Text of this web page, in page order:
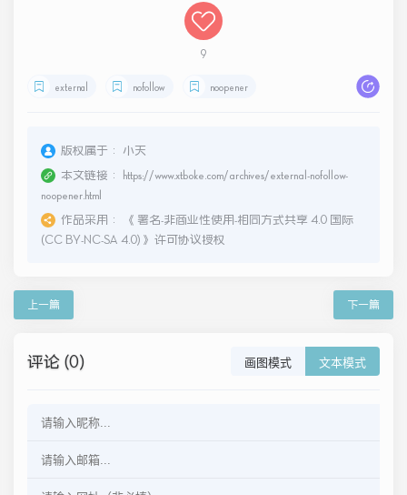
9
external nofollow noopener
版权属于：
小天
本文链接：
https://www.xtboke.com/archives/external-nofollow-
noopener.html
作品采用：
《 署名-非商业性使用-相同方式共享 4.0 国际
(CC BY-NC-SA 4.0) 》许可协议授权
上一篇 下一篇
评论 (0) 画图模式 文本模式